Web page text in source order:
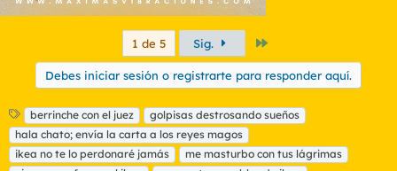
1 de 5 Sig.
Debes iniciar sesión o registrarte para responder aquí.
E
t
i
q
berrinche con el juez
golpisas destrosando sueños
hala chato; envía la carta a los reyes magos
ikea no te lo perdonaré jamás
me masturbo con tus lágrimas